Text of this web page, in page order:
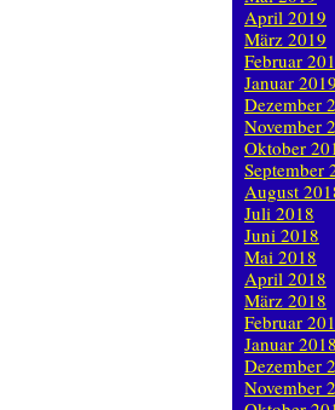
April 2019
März 2019
Februar
Januar 2019
Dezember
November
Oktober
September
August
Juli 2018
Juni 2018
Mai 2018
April 2018
März 2018
Februar
Januar 2018
Dezember
November